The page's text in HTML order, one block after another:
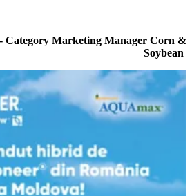
Category Marketing Manager Corn &
Soybean